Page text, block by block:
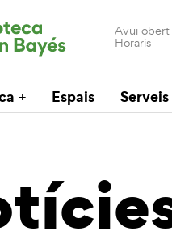
Avui
Horaris
Espais Serveis